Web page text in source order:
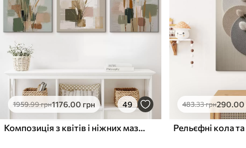
✗
Поверхня з текстурою
полотна
✗Екологічний матеріал
✓
Поверхня з текстурою
полотна
✗ Екологічний матеріал
1959.99грн1176.00 грн 49
Композиція з квітів і ніжних мазків пензля
483.33грн290.00